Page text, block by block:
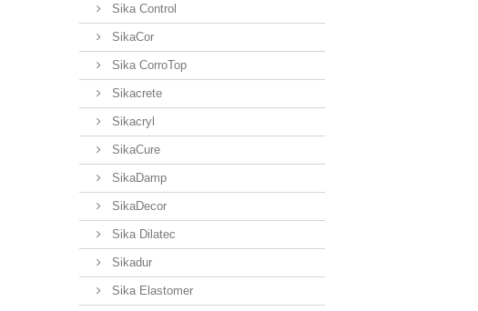
Sika Control
SikaCor
Sika CorroTop
Sikacrete
Sikacryl
SikaCure
SikaDamp
SikaDecor
Sika Dilatec
Sikadur
Sika Elastomer